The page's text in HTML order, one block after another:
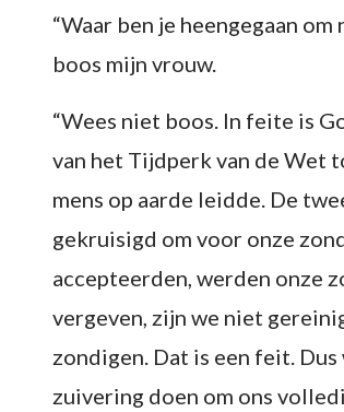
“Waar ben je heengegaan
boos mijn vrouw.
“Wees niet boos. In feite is
van het Tijdperk van de Wet
mens op aarde leidde. De
gekruisigd om voor onze
accepteerden, werden onze
vergeven, zijn we niet
zondigen. Dat is een feit.
zuivering doen om ons